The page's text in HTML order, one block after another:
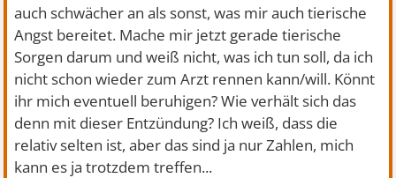
auch schwächer an als sonst, was mir auch tierische
Angst bereitet. Mache mir jetzt gerade tierische
Sorgen darum und weiß nicht, was ich tun soll, da ich
nicht schon wieder zum Arzt rennen kann/will. Könnt
ihr mich eventuell beruhigen? Wie verhält sich das
denn mit dieser Entzündung? Ich weiß, dass die
relativ selten ist, aber das sind ja nur Zahlen, mich
kann es ja trotzdem treffen...